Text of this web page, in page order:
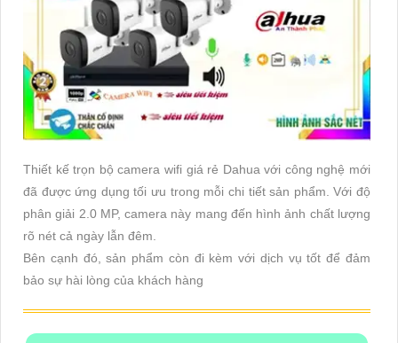
Thiết kế trọn bộ camera wifi giá rẻ Dahua với công nghệ mới
đã được ứng dụng tối ưu trong mỗi chi tiết sản phẩm. Với độ
phân giải 2.0 MP, camera này mang đến hình ảnh chất lượng
rõ nét cả ngày lẫn đêm.
Bên cạnh đó, sản phẩm còn đi kèm với dịch vụ tốt để đảm
bảo sự hài lòng của khách hàng